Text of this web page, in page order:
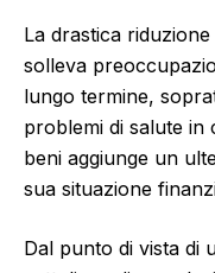
La drastica
solleva
lungo termine,
problemi di salute in
beni aggiunge un
sua situazione
Dal punto di vista di